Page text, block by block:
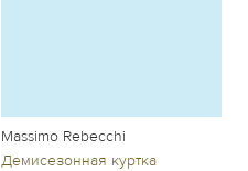
Massimo Rebecchi
Демисезонная куртка